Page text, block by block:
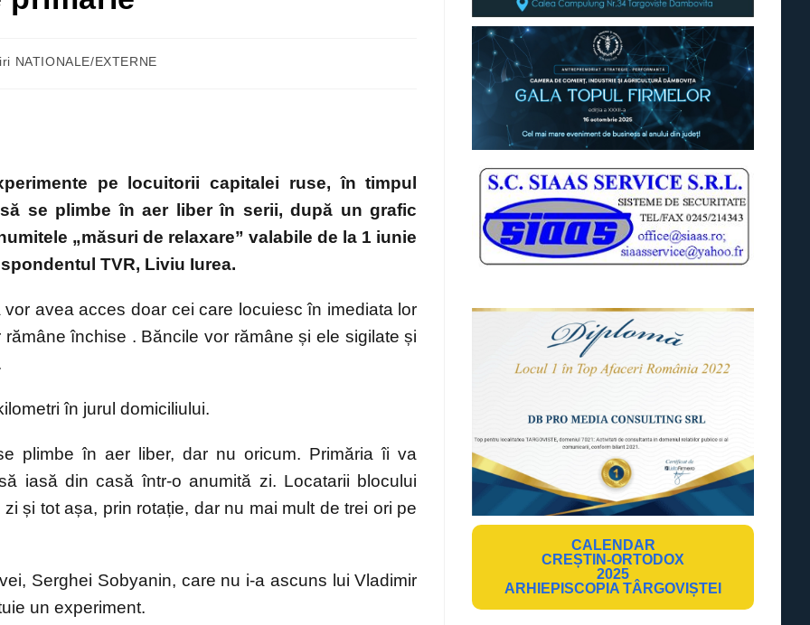
NATIONALE/EXTERNE
pe locuitorii capitalei ruse, în timpul
se plimbe în aer liber în serii, după un grafic
„măsuri de relaxare” valabile de la 1 iunie
TVR, Liviu Iurea.
avea acces doar cei care locuiesc în imediata lor
închise . Băncile vor rămâne și ele sigilate și
în jurul domiciliului.
plimbe în aer liber, dar nu oricum. Primăria îi va
iasă din casă într-o anumită zi. Locatarii blocului
și tot așa, prin rotație, dar nu mai mult de trei ori pe
Serghei Sobyanin, care nu i-a ascuns lui Vladimir
un experiment.
CALENDAR
CREȘTIN-ORTODOX
2025
ARHIEPISCOPIA TÂRGOVIȘTEI